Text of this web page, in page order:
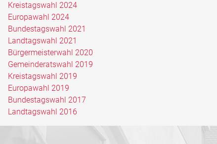
Kreistagswahl 2024
Europawahl 2024
Bundestagswahl 2021
Landtagswahl 2021
Bürgermeisterwahl 2020
Gemeinderatswahl 2019
Kreistagswahl 2019
Europawahl 2019
Bundestagswahl 2017
Landtagswahl 2016